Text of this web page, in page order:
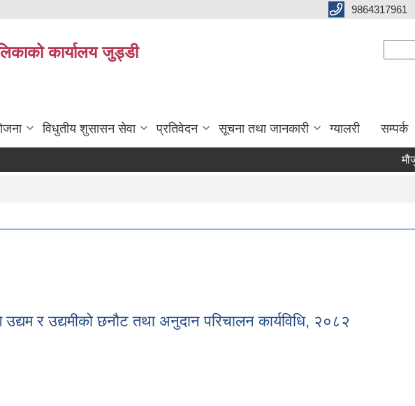
9864317961
कार्यालय जुड्डी
विधुतीय शुसासन सेवा प्रतिवेदन सूचना तथा जानकारी ग्यालरी सम्पर्क
र उद्यमीको छनौट तथा अनुदान परिचालन कार्यविधि, २०८२